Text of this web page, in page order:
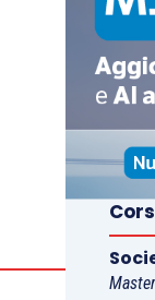
favore